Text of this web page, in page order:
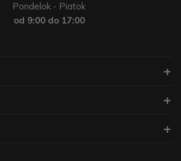
Pondelok - Piatok
od 9:00 do 17:00